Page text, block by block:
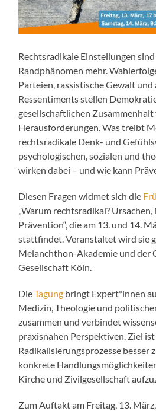
Rechtsradikale Einstellungen
Randphänomen mehr.
Parteien, rassistische Gewalt
Ressentiments stellen
gesellschaftlichen
Herausforderungen. Was treibt
rechtsradikale Denk- und
psychologischen, sozialen und
wirken dabei – und wie kann
Diesen Fragen widmet sich die
„Warum rechtsradikal?
Prävention“, die am 13. und 14.
stattfindet. Veranstaltet wird sie
Melanchthon-Akademie und der
Gesellschaft Köln.
DieTagung bringt Expert*innen
Medizin, Theologie und
zusammen und verbindet
praxisnahen Perspektiven. Ziel ist
Radikalisierungsprozesse besser
konkrete
Kirche und Zivilgesellschaft
Zum Auftakt am Freitag, 13.